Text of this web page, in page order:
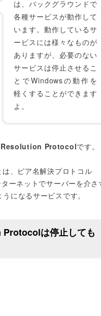
は、バックグラウンドで
各種サービスが動作して
います。動作しているサ
ービスには様々なものが
ありますが、必要のない
サービスは停止させるこ
とでWindowsの動作を
軽くすることができます
よ。
Resolution Protocolです。
、ピア名解決プロトコル
ーネットでサーバーを介さ
になるサービスです。
は停止しても